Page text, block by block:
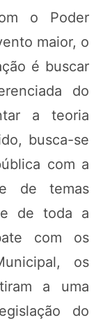
o Poder
maior, o
é buscar
do
a teoria
busca-se
com a
de temas
de toda a
com os
os
a uma
do